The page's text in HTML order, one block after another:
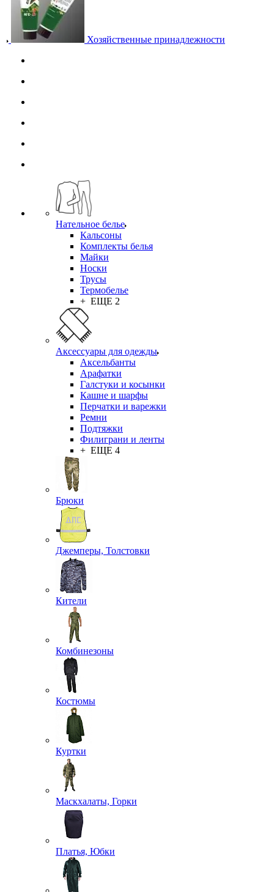
Хозяйственные принадлежности
Нательное белье
Кальсоны
Комплекты белья
Майки
Носки
Трусы
Термобелье
+ ЕЩЕ 2
Аксессуары для одежды
Аксельбанты
Арафатки
Галстуки и косынки
Кашне и шарфы
Перчатки и варежки
Ремни
Подтяжки
Филиграни и ленты
+ ЕЩЕ 4
Брюки
Джемперы, Толстовки
Кители
Комбинезоны
Костюмы
Куртки
Маскхалаты, Горки
Платья, Юбки